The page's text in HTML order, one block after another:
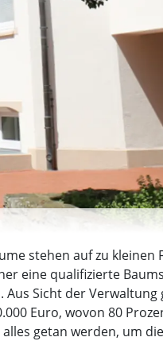
stehen auf zu kleinen
eine qualifizierte
Sicht der Verwaltung
Euro, wovon 80
getan werden, um